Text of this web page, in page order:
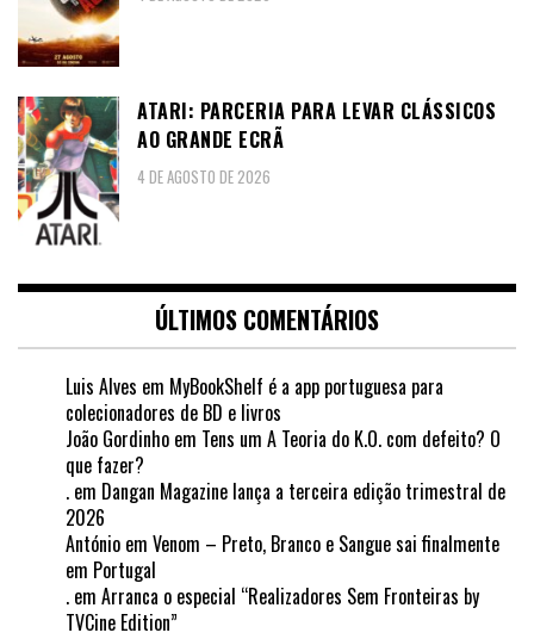
ATARI: PARCERIA PARA LEVAR CLÁSSICOS
AO GRANDE ECRÃ
4 DE AGOSTO DE 2026
ÚLTIMOS COMENTÁRIOS
Luis Alves em MyBookShelf é a app portuguesa para
colecionadores de BD e livros
João Gordinho em Tens um A Teoria do K.O. com defeito? O
que fazer?
. em Dangan Magazine lança a terceira edição trimestral de
2026
António em Venom – Preto, Branco e Sangue sai finalmente
em Portugal
. em Arranca o especial “Realizadores Sem Fronteiras by
TVCine Edition”